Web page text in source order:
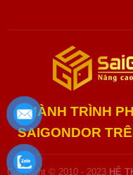
HÀNH TRÌNH
SAIGONDOR
Copyright © 2010 - 2023 HỆ